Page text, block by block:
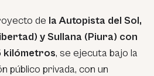
de la Autopista del Sol,
y Sullana (Piura) con
kilómetros, se ejecuta bajo la
público privada, con un